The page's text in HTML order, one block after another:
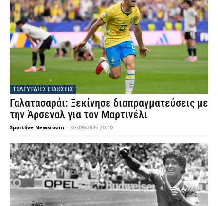
ΤΕΛΕΥΤΑΙΕΣ ΕΙΔΗΣΕΙΣ
Γαλατασαράι: Ξεκίνησε διαπραγματεύσεις με
την Άρσεναλ για τον Μαρτινέλι
Sportlive Newsroom - 07/08/2026 20:10